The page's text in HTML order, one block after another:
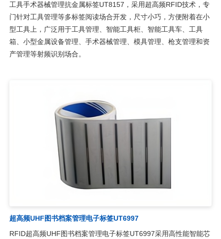
工具手术器械管理抗金属标签UT8157，采用超高频RFID技术，专
门针对工具管理等多标签阅读场合开发，尺寸小巧，方便附着在小
型工具上，广泛用于工具管理、智能工具柜、智能工具车、工具
箱、小型金属设备管理、手术器械管理、模具管理、枪支管理和资
产管理等射频识别场合。
超高频UHF图书档案管理电子标签UT6997
RFID超高频UHF图书档案管理电子标签UT6997采用高性能智能芯